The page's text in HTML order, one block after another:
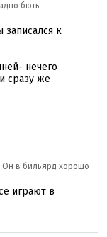
бють
к
нечего
сразу же
в бильярд хорошо
играют в